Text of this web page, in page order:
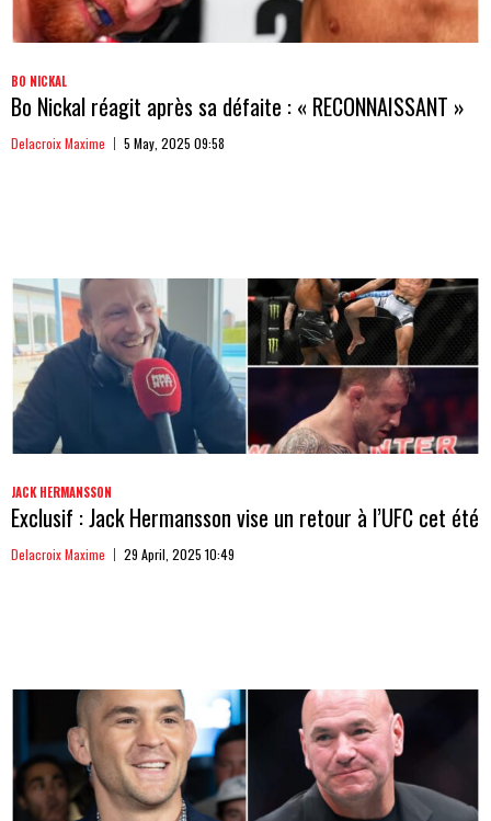
BO NICKAL
Bo Nickal réagit après sa défaite : « RECONNAISSANT »
Delacroix Maxime 5 May, 2025 09:58
JACK HERMANSSON
Exclusif : Jack Hermansson vise un retour à l’UFC cet été
Delacroix Maxime 29 April, 2025 10:49